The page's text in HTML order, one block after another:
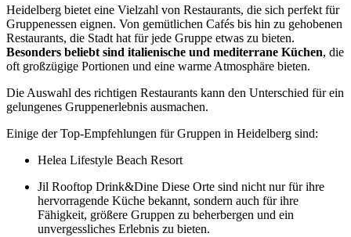
Heidelberg bietet eine Vielzahl von Restaurants, die sich perfekt für
Gruppenessen eignen. Von gemütlichen Cafés bis hin zu gehobenen
Restaurants, die Stadt hat für jede Gruppe etwas zu bieten.
Besonders beliebt sind italienische und mediterrane Küchen, die
oft großzügige Portionen und eine warme Atmosphäre bieten.
Die Auswahl des richtigen Restaurants kann den Unterschied für ein
gelungenes Gruppenerlebnis ausmachen.
Einige der Top-Empfehlungen für Gruppen in Heidelberg sind:
Helea Lifestyle Beach Resort
Jil Rooftop Drink&Dine Diese Orte sind nicht nur für ihre
hervorragende Küche bekannt, sondern auch für ihre
Fähigkeit, größere Gruppen zu beherbergen und ein
unvergessliches Erlebnis zu bieten.